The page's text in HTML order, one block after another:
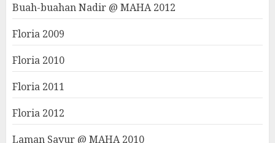
Buah-buahan Nadir @ MAHA 2012
Floria 2009
Floria 2010
Floria 2011
Floria 2012
Laman Sayur @ MAHA 2010